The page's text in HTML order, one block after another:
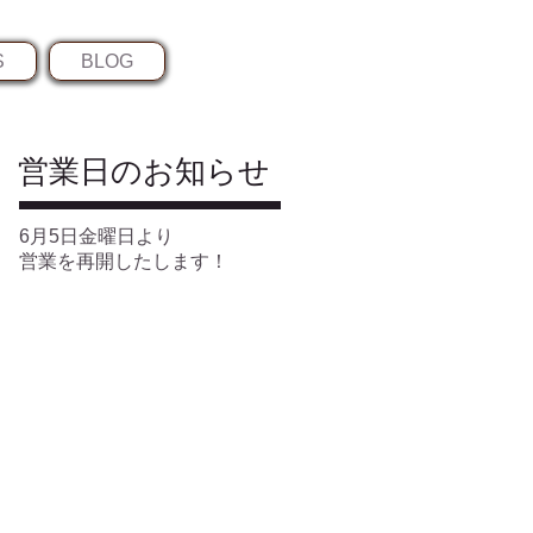
BLOG
​営業日のお知らせ
6月5日金曜日より
営業を再開したします！